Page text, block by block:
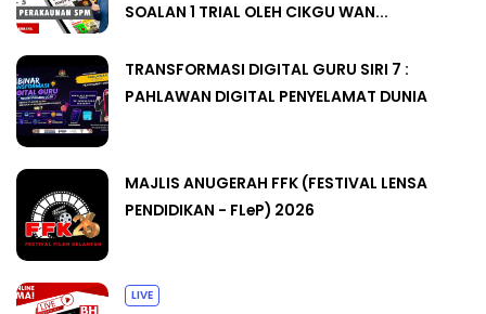
SOALAN 1 TRIAL OLEH CIKGU WAN...
TRANSFORMASI DIGITAL GURU SIRI 7 :
PAHLAWAN DIGITAL PENYELAMAT DUNIA
MAJLIS ANUGERAH FFK (FESTIVAL LENSA
PENDIDIKAN - FLeP) 2026
LIVE